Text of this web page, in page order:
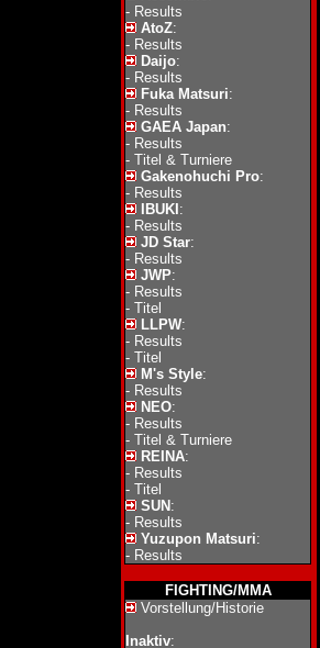
- Results
AtoZ:
- Results
Daijo:
- Results
Fuka Matsuri:
- Results
GAEA Japan:
- Results
- Titel & Turniere
Gakenohuchi Pro:
- Results
IBUKI :
- Results
JD Star:
- Results
JWP:
- Results
- Titel
LLPW:
- Results
- Titel
M's Style:
- Results
NEO:
- Results
- Titel & Turniere
REINA:
- Results
- Titel
SUN :
- Results
Yuzupon Matsuri:
- Results
FIGHTING/MMA
Vorstellung/Historie
Inaktiv: